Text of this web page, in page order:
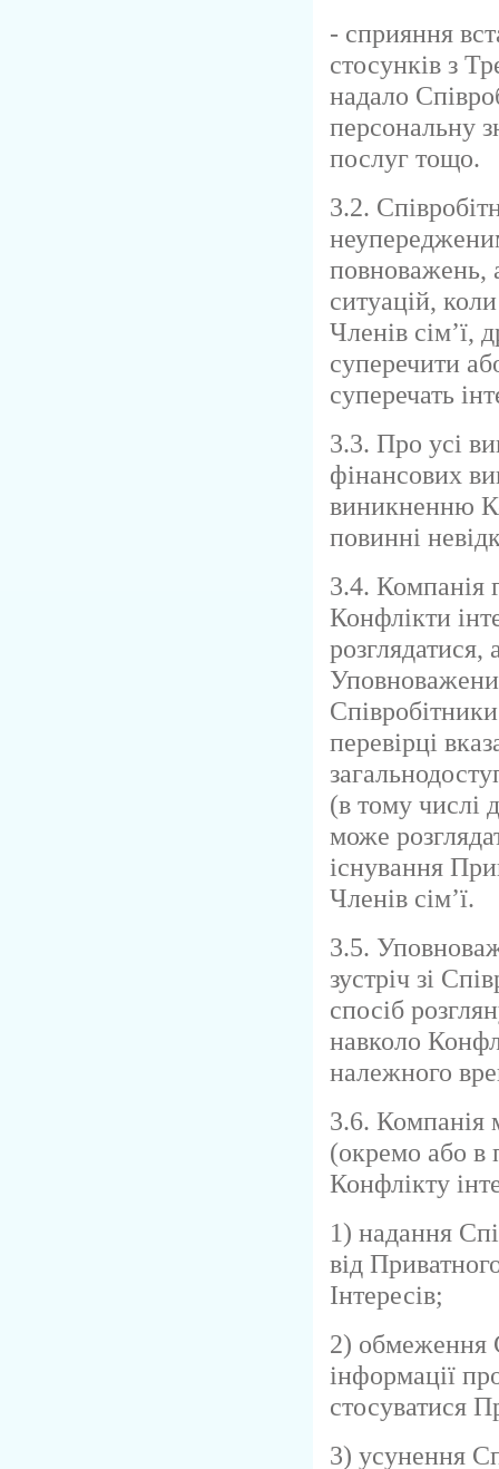
- сприяння
стосунків з
надало
персональну
послуг тощо.
3.2.
повноважень,
ситуацій,
Членів сім’ї,
суперечити
суперечать
3.3. Про усі
фінансових
виникненню
повинні
3.4. Компанія
Конфлікти
розглядатися,
перевірці
(в тому числі
може
існування
Членів сім’ї.
3.5.
зустріч зі
спосіб
навколо
належного
3.6. Компанія
(окремо або в
Конфлікту
1) надання
від
Інтересів;
2) обмеження
інформації
стосуватися
3) усунення